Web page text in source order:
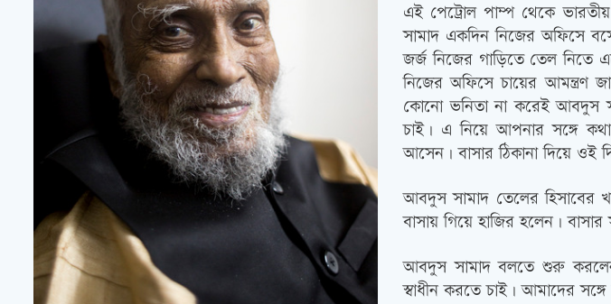
এই পেট্রোল পাম্প থেকে
সামাদ একদিন নিজের অফিসে
জর্জ নিজের গাড়িতে তেল নিতে
নিজের অফিসে চায়ের আমন্ত্রণ
কোনো ভনিতা না করেই আবদুস
চাই। এ নিয়ে আপনার সঙ্গে
আসেন। বাসার ঠিকানা দিয়ে ওই
আবদুস সামাদ তেলের হিসাবের
বাসায় গিয়ে হাজির হলেন।
আবদুস সামাদ বলতে শুরু করলেন,
স্বাধীন করতে চাই। আমাদের